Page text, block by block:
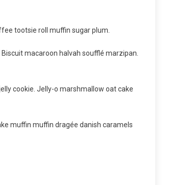
tootsie roll muffin sugar plum.
macaroon halvah soufflé marzipan.
cookie. Jelly-o marshmallow oat cake
muffin muffin dragée danish caramels